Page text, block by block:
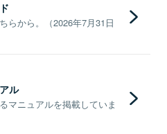
らから。（2026年7月31日
ル
マニュアルを掲載していま